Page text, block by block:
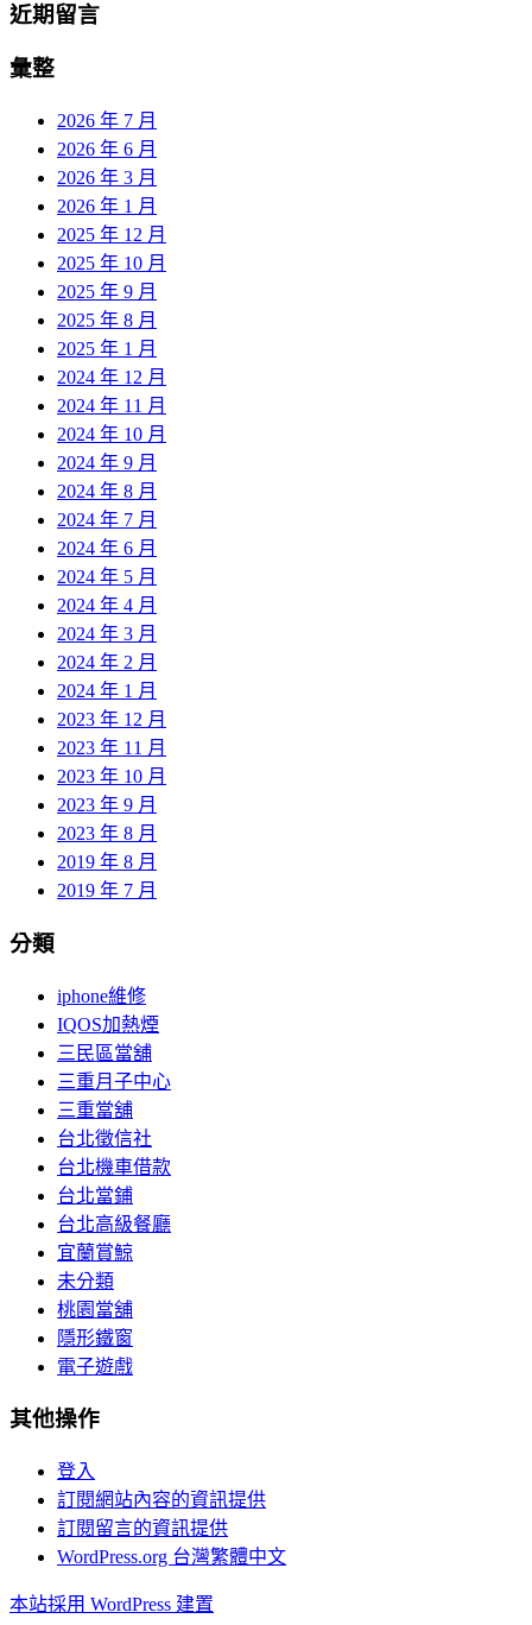
近期留言
彙整
2026 年 7 月
2026 年 6 月
2026 年 3 月
2026 年 1 月
2025 年 12 月
2025 年 10 月
2025 年 9 月
2025 年 8 月
2025 年 1 月
2024 年 12 月
2024 年 11 月
2024 年 10 月
2024 年 9 月
2024 年 8 月
2024 年 7 月
2024 年 6 月
2024 年 5 月
2024 年 4 月
2024 年 3 月
2024 年 2 月
2024 年 1 月
2023 年 12 月
2023 年 11 月
2023 年 10 月
2023 年 9 月
2023 年 8 月
2019 年 8 月
2019 年 7 月
分類
iphone維修
IQOS加熱煙
三民區當舖
三重月子中心
三重當舖
台北徵信社
台北機車借款
台北當鋪
台北高級餐廳
宜蘭賞鯨
未分類
桃園當舖
隱形鐵窗
電子遊戲
其他操作
登入
訂閱網站內容的資訊提供
訂閱留言的資訊提供
WordPress.org 台灣繁體中文
本站採用 WordPress 建置